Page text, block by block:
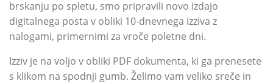
brskanju po spletu, smo pripravili novo izdajo
digitalnega posta v obliki 10-dnevnega izziva z
nalogami, primernimi za vroče poletne dni.
Izziv je na voljo v obliki PDF dokumenta, ki ga prenesete
s klikom na spodnji gumb. Želimo vam veliko sreče in